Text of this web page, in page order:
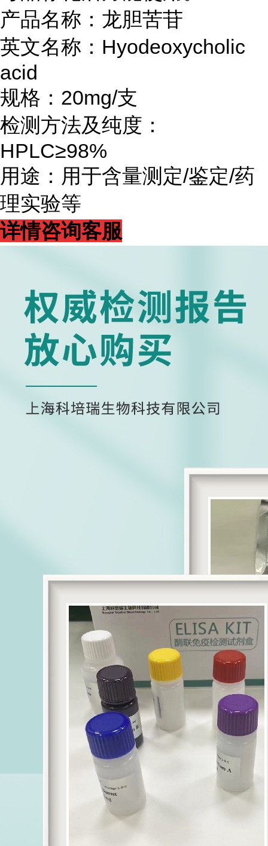
产品名称：龙胆苦苷
英文名称：Hyodeoxycholic
acid
规格：20mg/支
检测方法及纯度：
HPLC≥98%
用途：用于含量测定/鉴定/药
理实验等
详情咨询客服